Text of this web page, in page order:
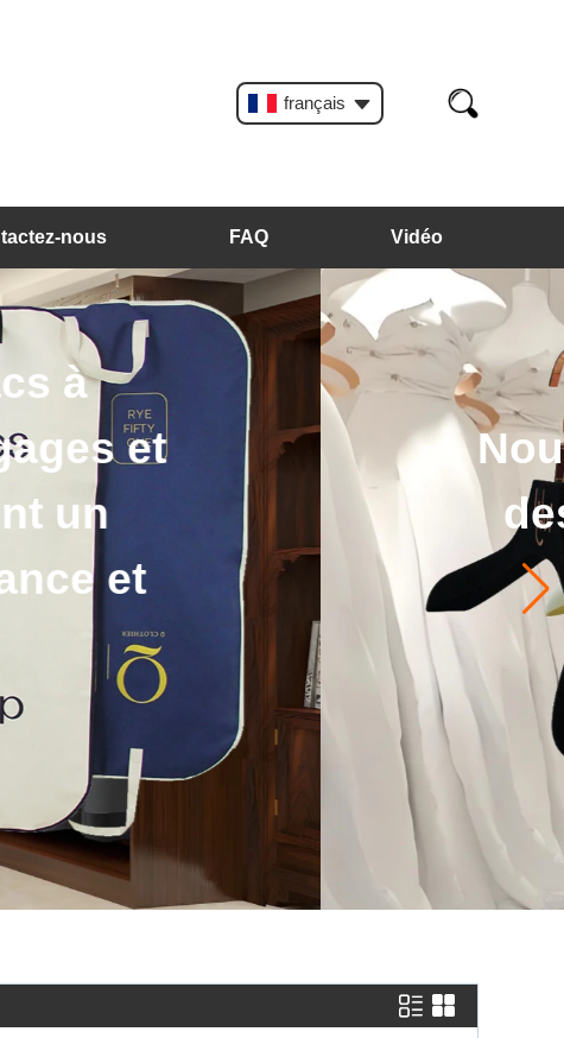
français
nous FAQ Vidéo
cintres en velours,
cintres et des